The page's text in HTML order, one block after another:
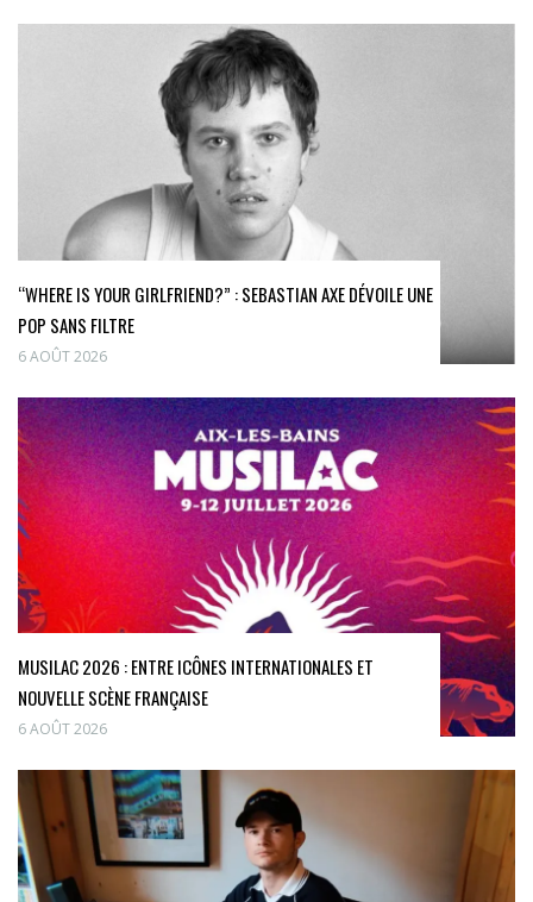
“WHERE IS YOUR GIRLFRIEND?” : SEBASTIAN AXE DÉVOILE UNE
POP SANS FILTRE
6 AOÛT 2026
MUSILAC 2026 : ENTRE ICÔNES INTERNATIONALES ET
NOUVELLE SCÈNE FRANÇAISE
6 AOÛT 2026